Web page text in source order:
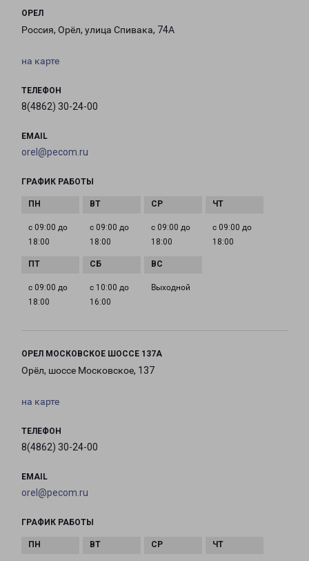
ОРЕЛ
Россия, Орёл, улица Спивака, 74А
на карте
ТЕЛЕФОН
8(4862) 30-24-00
EMAIL
orel@pecom.ru
ГРАФИК РАБОТЫ
с 09:00 до
18:00
с 09:00 до
18:00
с 09:00 до
18:00
с 09:00 до
18:00
с 09:00 до
18:00
с 10:00 до
16:00
Выходной
ОРЕЛ МОСКОВСКОЕ ШОССЕ 137А
Орёл, шоссе Московское, 137
на карте
ТЕЛЕФОН
8(4862) 30-24-00
EMAIL
orel@pecom.ru
ГРАФИК РАБОТЫ